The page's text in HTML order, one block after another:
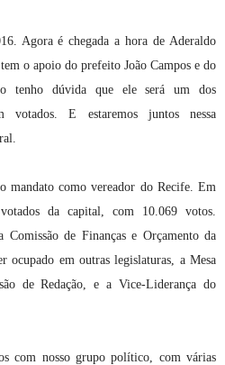
Agora é chegada a hora de Aderaldo
o apoio do prefeito João Campos e do
tenho dúvida que ele será um dos
votados. E estaremos juntos nessa
mandato como vereador do Recife. Em
da capital, com 10.069 votos.
Comissão de Finanças e Orçamento da
ocupado em outras legislaturas, a Mesa
de Redação, e a Vice-Liderança do
com nosso grupo político, com várias